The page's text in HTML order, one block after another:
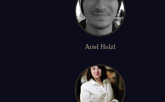
Ariel Holzl